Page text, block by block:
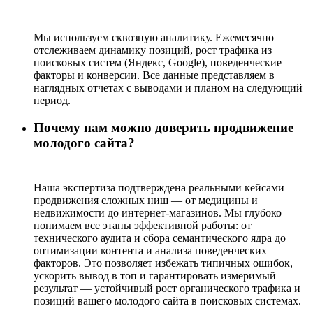
Мы используем сквозную аналитику. Ежемесячно
отслеживаем динамику позиций, рост трафика из
поисковых систем (Яндекс, Google), поведенческие
факторы и конверсии. Все данные представляем в
наглядных отчетах с выводами и планом на следующий
период.
Почему нам можно доверить продвижение
молодого сайта?
Наша экспертиза подтверждена реальными кейсами
продвижения сложных ниш — от медицины и
недвижимости до интернет-магазинов. Мы глубоко
понимаем все этапы эффективной работы: от
технического аудита и сбора семантического ядра до
оптимизации контента и анализа поведенческих
факторов. Это позволяет избежать типичных ошибок,
ускорить вывод в топ и гарантировать измеримый
результат — устойчивый рост органического трафика и
позиций вашего молодого сайта в поисковых системах.